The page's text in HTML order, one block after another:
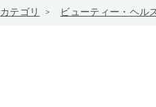
カテゴリ ビューティー・ヘル